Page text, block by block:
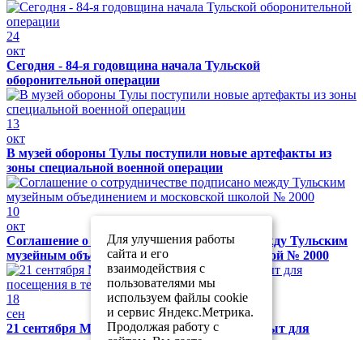
24
окт
Сегодня - 84-я годовщина начала Тульской
оборонительной операции
13
окт
В музей обороны Тулы поступили новые артефакты из
зоны специальной военной операции
10
окт
Соглашение о сотрудничестве подписано между Тульским
музейным объединением и московской школой № 2000
18
сен
21 сентября Музей обороны Тулы будет закрыт для
Для улучшения работы
сайта и его
взаимодействия с
пользователями мы
используем файлы cookie
и сервис Яндекс.Метрика.
Продолжая работу с